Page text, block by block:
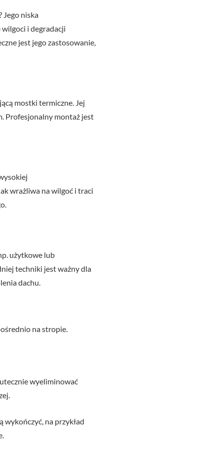
Jego niska
wilgoci i degradacji
jest jego zastosowanie,
mostki termiczne. Jej
Profesjonalny montaż jest
wrażliwa na wilgoć i traci
użytkowe lub
techniki jest ważny dla
dachu.
na stropie.
wyeliminować
wykończyć, na przykład